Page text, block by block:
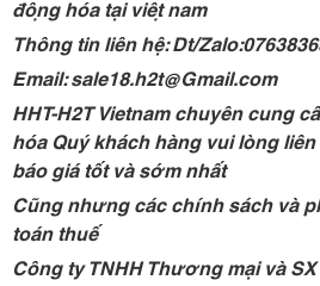
động hóa tại việt nam
Thông tin liên hệ: Dt/
Email: sale18.h2t@Gmail.com
HHT-H2T Vietnam chuyên cung
hóa Quý khách hàng vui lòng
báo giá tốt và sớm nhất
Cũng nhưng các chính sách và
toán thuế
Công ty TNHH Thương mại và